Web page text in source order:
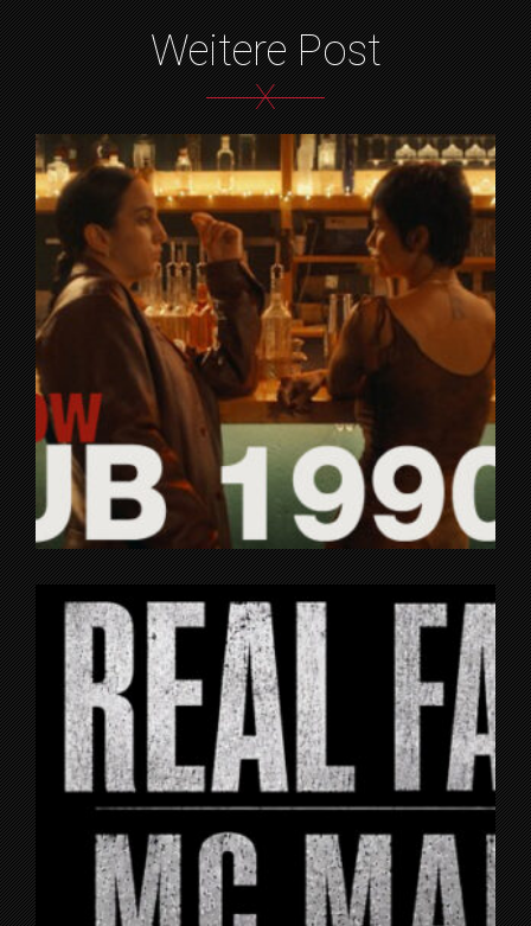
Weitere Post
X